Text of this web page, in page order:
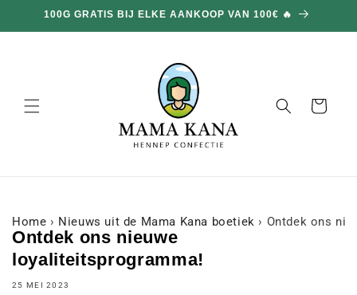
doorgaan
naar
100G GRATIS BIJ ELKE AANKOOP VAN 100€ 🔥
Mand
Home › Nieuws uit de Mama Kana boetiek › Ontdek ons
Ontdek ons nieuwe
loyaliteitsprogramma!
25 MEI 2023